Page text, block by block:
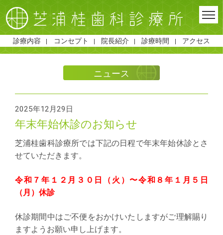
診療内容 コンセプト 院長紹介 診療時間 アクセス
ニュース
2025年12月29日
年末年始休診のお知らせ
芝浦桂歯科診療所では下記の日程で年末年始休診とさ
せていただきます。
令和７年１２月３０日（火）〜令和８年１月５日
（月）休診
休診期間中はご不便をおかけいたしますがご理解賜り
ますようお願い申し上げます。